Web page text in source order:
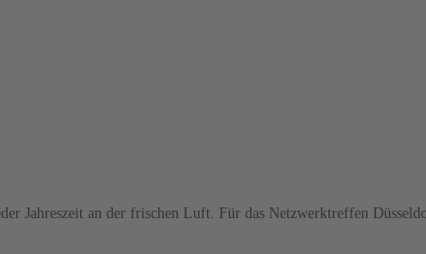
Jahreszeit an der frischen Luft. Für das Netzwerktreffen